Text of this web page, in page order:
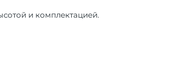
и комплектацией.